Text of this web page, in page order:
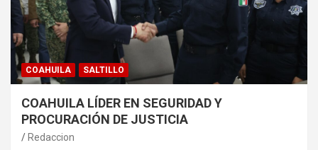
COAHUILA SALTILLO
COAHUILA LÍDER EN SEGURIDAD Y
PROCURACIÓN DE JUSTICIA
Redaccion